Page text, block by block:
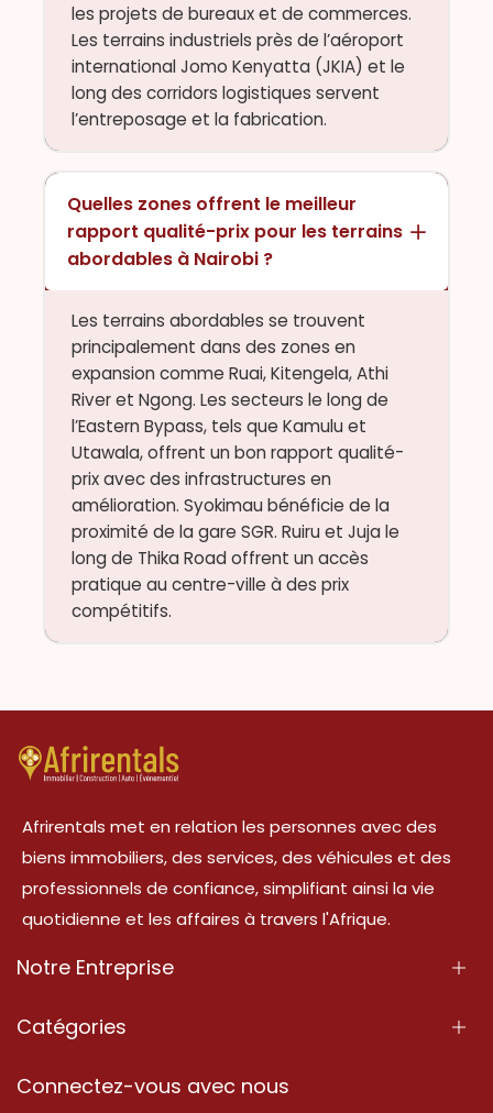
les projets de bureaux et de commerces.
Les terrains industriels près de l’aéroport
international Jomo Kenyatta (JKIA) et le
long des corridors logistiques servent
l’entreposage et la fabrication.
Quelles zones offrent le meilleur
rapport qualité-prix pour les terrains
abordables à Nairobi ?
Les terrains abordables se trouvent
principalement dans des zones en
expansion comme Ruai, Kitengela, Athi
River et Ngong. Les secteurs le long de
l’Eastern Bypass, tels que Kamulu et
Utawala, offrent un bon rapport qualité-
prix avec des infrastructures en
amélioration. Syokimau bénéficie de la
proximité de la gare SGR. Ruiru et Juja le
long de Thika Road offrent un accès
pratique au centre-ville à des prix
compétitifs.
Afrirentals met en relation les personnes avec des
biens immobiliers, des services, des véhicules et des
professionnels de confiance, simplifiant ainsi la vie
quotidienne et les affaires à travers l'Afrique.
Notre Entreprise
À Propos
Catégories
Propriété
Connectez-vous avec nous